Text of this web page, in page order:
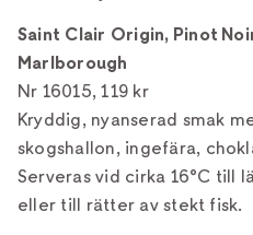
Saint Clair Origin, Pinot
Marlborough
Nr 16015, 119 kr
Kryddig, nyanserad smak
skogshallon, ingefära,
Serveras vid cirka 16°C till
eller till rätter av stekt fisk.